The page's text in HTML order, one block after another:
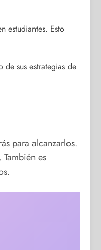
estudiantes. Esto
sus estrategias de
para alcanzarlos.
es